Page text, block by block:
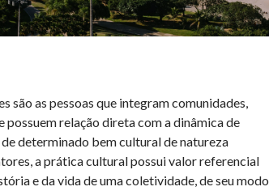
são as pessoas que integram comunidades,
possuem relação direta com a dinâmica de
determinado bem cultural de natureza
a prática cultural possui valor referencial
e da vida de uma coletividade, de seu modo